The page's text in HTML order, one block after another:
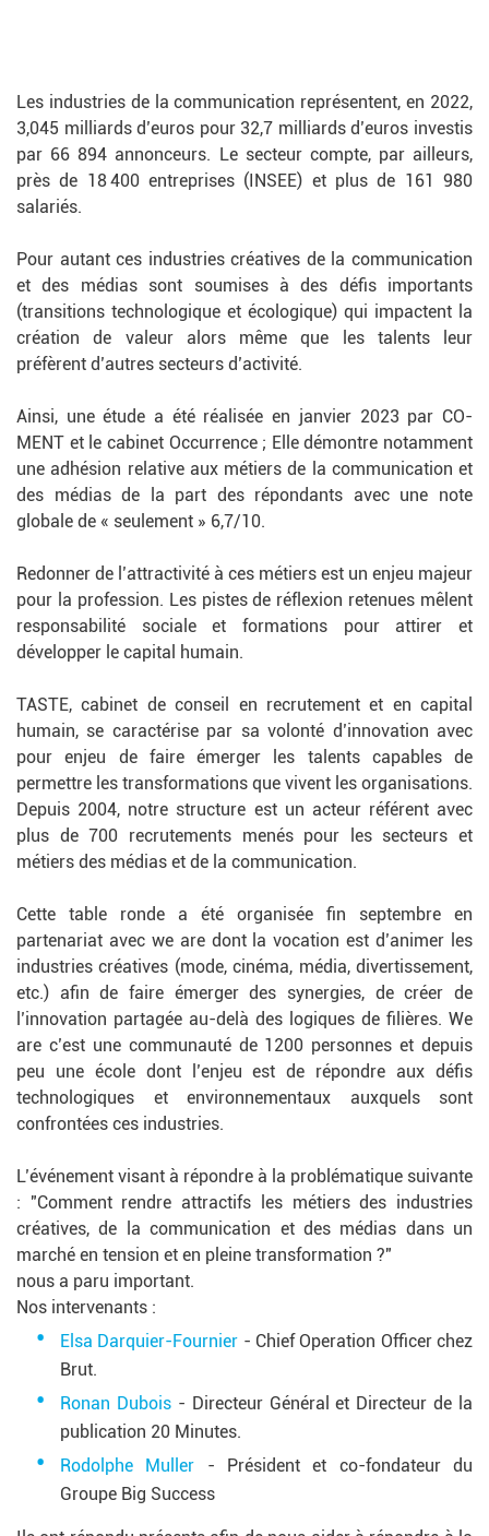
Les industries de la communication représentent, en 2022,
3,045 milliards d’euros pour 32,7 milliards d’euros investis
par 66 894 annonceurs. Le secteur compte, par ailleurs,
près de 18 400 entreprises (INSEE) et plus de 161 980
salariés.
Pour autant ces industries créatives de la communication
et des médias sont soumises à des défis importants
(transitions technologique et écologique) qui impactent la
création de valeur alors même que les talents leur
préfèrent d’autres secteurs d’activité.
Ainsi, une étude a été réalisée en janvier 2023 par CO-
MENT et le cabinet Occurrence ; Elle démontre notamment
une adhésion relative aux métiers de la communication et
des médias de la part des répondants avec une note
globale de « seulement » 6,7/10.
Redonner de l’attractivité à ces métiers est un enjeu majeur
pour la profession. Les pistes de réflexion retenues mêlent
responsabilité sociale et formations pour attirer et
développer le capital humain.
TASTE, cabinet de conseil en recrutement et en capital
humain, se caractérise par sa volonté d’innovation avec
pour enjeu de faire émerger les talents capables de
permettre les transformations que vivent les organisations.
Depuis 2004, notre structure est un acteur référent avec
plus de 700 recrutements menés pour les secteurs et
métiers des médias et de la communication.
Cette table ronde a été organisée fin septembre en
partenariat avec we are dont la vocation est d’animer les
industries créatives (mode, cinéma, média, divertissement,
etc.) afin de faire émerger des synergies, de créer de
l’innovation partagée au-delà des logiques de filières. We
are c’est une communauté de 1200 personnes et depuis
peu une école dont l’enjeu est de répondre aux défis
technologiques et environnementaux auxquels sont
confrontées ces industries.
L’événement visant à répondre à la problématique suivante
: "Comment rendre attractifs les métiers des industries
créatives, de la communication et des médias dans un
marché en tension et en pleine transformation ?"
nous a paru important.
Nos intervenants :
Elsa Darquier-Fournier - Chief Operation Officer chez
Brut.
Ronan Dubois- Directeur Général et Directeur de la
publication 20 Minutes.
Rodolphe Muller - Président et co-fondateur du
Groupe Big Success